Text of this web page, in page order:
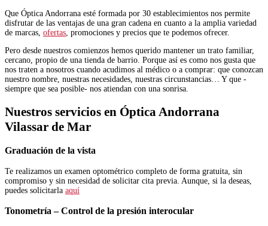
Que Óptica Andorrana esté formada por 30 establecimientos nos permite
disfrutar de las ventajas de una gran cadena en cuanto a la amplia variedad
de marcas, ofertas, promociones y precios que te podemos ofrecer.
Pero desde nuestros comienzos hemos querido mantener un trato familiar,
cercano, propio de una tienda de barrio. Porque así es como nos gusta que
nos traten a nosotros cuando acudimos al médico o a comprar: que conozcan
nuestro nombre, nuestras necesidades, nuestras circunstancias… Y que -
siempre que sea posible- nos atiendan con una sonrisa.
Nuestros servicios en Óptica Andorrana
Vilassar de Mar
Graduación de la vista
Te realizamos un examen optométrico completo de forma gratuita, sin
compromiso y sin necesidad de solicitar cita previa. Aunque, si la deseas,
puedes solicitarla aquí
Tonometría – Control de la presión interocular